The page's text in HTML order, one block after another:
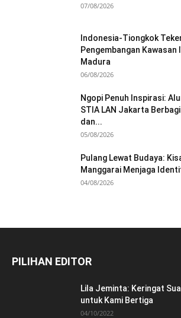
07/08/2026
Indonesia-Tiongkok
Pengembangan
Madura
06/08/2026
Ngopi Penuh Inspirasi:
STIA LAN Jakarta
dan...
05/08/2026
Pulang Lewat Budaya:
Manggarai Menjaga
04/08/2026
PILIHAN EDITOR
Lila Jeminta: Keringat
untuk Kami Bertiga
04/10/2022